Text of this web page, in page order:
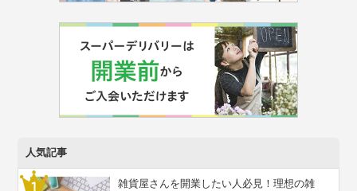
人気記事
雑貨屋さんを開業したい人必見！理想の雑